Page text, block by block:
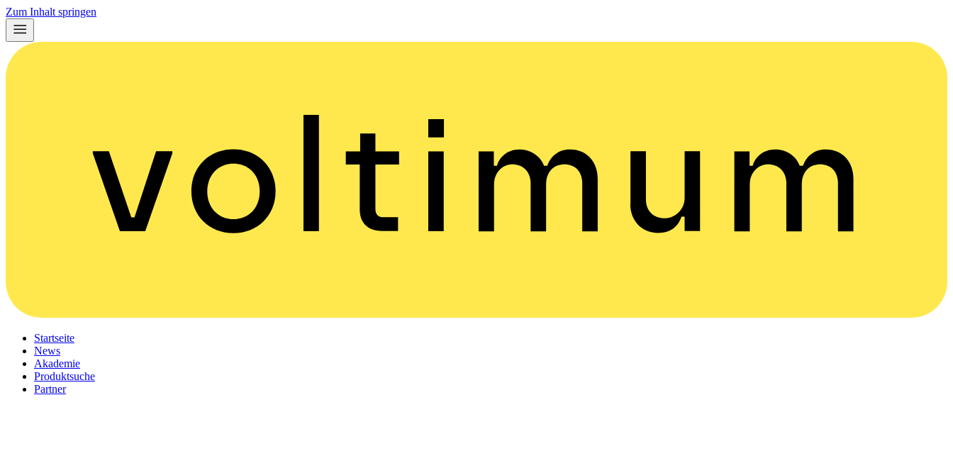
Zum Inhalt springen
Startseite
News
Akademie
Produktsuche
Partner